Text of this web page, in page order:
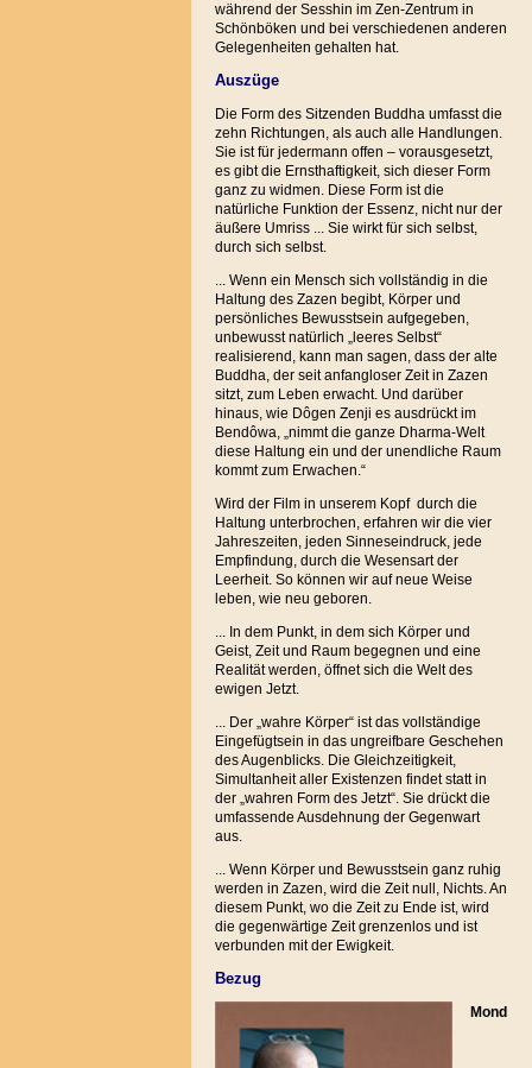
während der Sesshin im Zen-Zentrum in
Schönböken und bei verschiedenen anderen
Gelegenheiten gehalten hat.
Auszüge
Die Form des Sitzenden Buddha umfasst die
zehn Richtungen, als auch alle Handlungen.
Sie ist für jedermann offen – vorausgesetzt,
es gibt die Ernsthaftigkeit, sich dieser Form
ganz zu widmen. Diese Form ist die
natürliche Funktion der Essenz, nicht nur der
äußere Umriss ... Sie wirkt für sich selbst,
durch sich selbst.
... Wenn ein Mensch sich vollständig in die
Haltung des Zazen begibt, Körper und
persönliches Bewusstsein aufgegeben,
unbewusst natürlich „leeres Selbst“
realisierend, kann man sagen, dass der alte
Buddha, der seit anfangloser Zeit in Zazen
sitzt, zum Leben erwacht. Und darüber
hinaus, wie Dôgen Zenji es ausdrückt im
Bendôwa, „nimmt die ganze Dharma-Welt
diese Haltung ein und der unendliche Raum
kommt zum Erwachen.“
Wird der Film in unserem Kopf durch die
Haltung unterbrochen, erfahren wir die vier
Jahreszeiten, jeden Sinneseindruck, jede
Empfindung, durch die Wesensart der
Leerheit. So können wir auf neue Weise
leben, wie neu geboren.
... In dem Punkt, in dem sich Körper und
Geist, Zeit und Raum begegnen und eine
Realität werden, öffnet sich die Welt des
ewigen Jetzt.
... Der „wahre Körper“ ist das vollständige
Eingefügtsein in das ungreifbare Geschehen
des Augenblicks. Die Gleichzeitigkeit,
Simultanheit aller Existenzen findet statt in
der „wahren Form des Jetzt“. Sie drückt die
umfassende Ausdehnung der Gegenwart
aus.
... Wenn Körper und Bewusstsein ganz ruhig
werden in Zazen, wird die Zeit null, Nichts. An
diesem Punkt, wo die Zeit zu Ende ist, wird
die gegenwärtige Zeit grenzenlos und ist
verbunden mit der Ewigkeit.
Bezug
Mond